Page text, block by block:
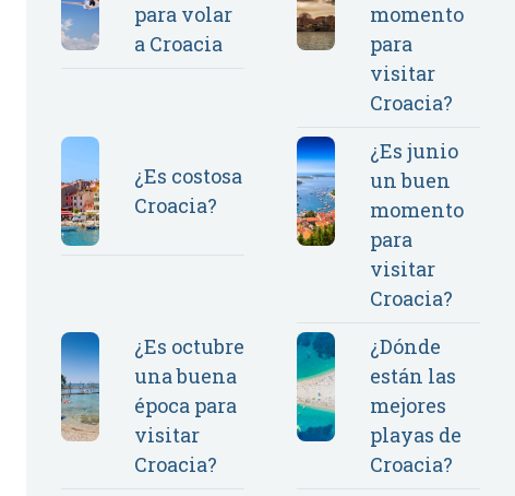
para volar
a Croacia
momento
para
visitar
Croacia?
¿Es costosa
Croacia?
¿Es junio
un buen
momento
para
visitar
Croacia?
¿Es octubre
una buena
época para
visitar
Croacia?
¿Dónde
están las
mejores
playas de
Croacia?